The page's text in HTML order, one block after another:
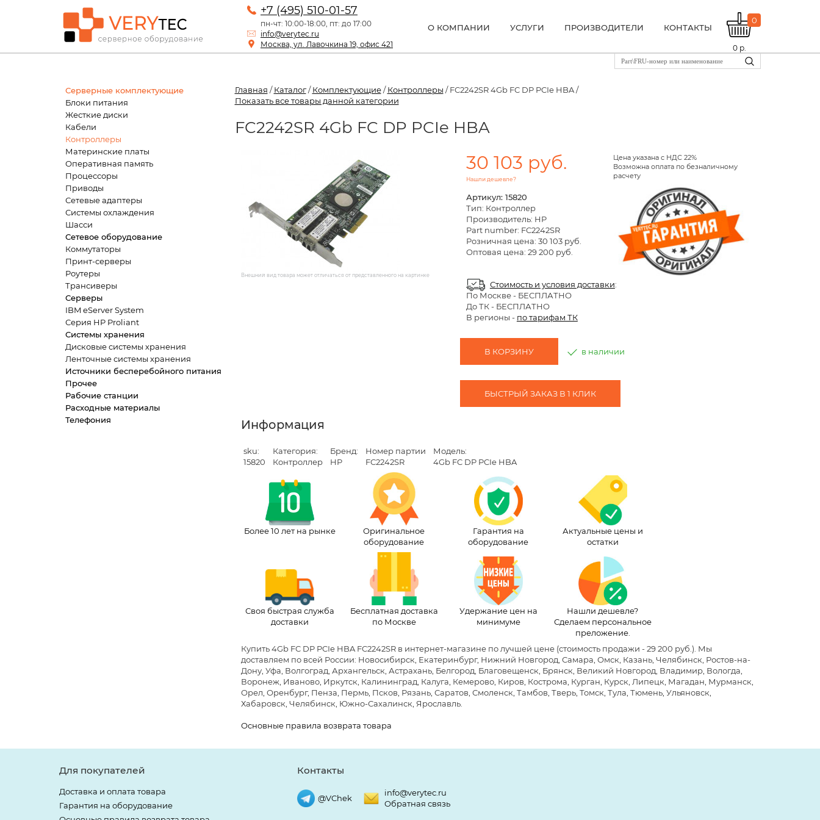
+7 (495) 510-01-57
пн-чт: 10:00-18:00, пт: до 17:00
info@verytec.ru
Москва, ул. Лавочкина 19, офис 421
О КОМПАНИИ УСЛУГИ ПРОИЗВОДИТЕЛИ КОНТАКТЫ
0
0 р.
Серверные комплектующие
Блоки питания
Жесткие диски
Кабели
Контроллеры
Материнские платы
Оперативная память
Процессоры
Приводы
Сетевые адаптеры
Системы охлаждения
Шасси
Сетевое оборудование
Коммутаторы
Принт-серверы
Роутеры
Трансиверы
Серверы
IBM eServer System
Серия HP Proliant
Системы хранения
Дисковые системы хранения
Ленточные системы хранения
Источники бесперебойного питания
Прочее
Рабочие станции
Расходные материалы
Телефония
Главная /Каталог/Комплектующие/Контроллеры / FC2242SR 4Gb FC DP PCIe HBA /
Показать все товары данной категории
FC2242SR 4Gb FC DP PCIe HBA
Внешний вид товара может отличаться от представленного на картинке
30 103 руб.
Нашли дешевле?
Цена указана с НДС 22%
Возможна оплата по безналичному
расчету
Артикул: 15820
Тип: Контроллер
Производитель: HP
Part number: FC2242SR
Розничная цена: 30 103 руб.
Оптовая цена: 29 200 руб.
Стоимость и условия доставки:
По Москве- БЕСПЛАТНО
До ТК - БЕСПЛАТНО
В регионы - по тарифам ТК
В КОРЗИНУ в наличии
БЫСТРЫЙ ЗАКАЗ В 1 КЛИК
Информация
sku:
15820
Категория:
Контроллер
Бренд:
HP
Номер партии
FC2242SR
Модель:
4Gb FC DP PCIe HBA
Более 10 лет на рынке
Оригинальное
оборудование
Гарантия на
оборудование
Актуальные цены и
остатки
Своя быстрая служба
доставки
Бесплатная доставка
по Москве
Удержание цен на
минимуме
Нашли дешевле?
Сделаем персональное
преложение.
Купить 4Gb FC DP PCIe HBA FC2242SR в интернет-магазине по лучшей цене(стоимость продажи - 29 200 руб.) . Мы
доставляем по всей России: Новосибирск, Екатеринбург, Нижний Новгород, Самара, Омск, Казань, Челябинск, Ростов-на-
Дону, Уфа, Волгоград, Архангельск, Астрахань, Белгород, Благовещенск, Брянск, Великий Новгород, Владимир, Вологда,
Воронеж, Иваново, Иркутск, Калининград, Калуга, Кемерово, Киров, Кострома, Курган, Курск, Липецк, Магадан, Мурманск,
Орел, Оренбург, Пенза, Пермь, Псков, Рязань, Саратов, Смоленск, Тамбов, Тверь, Томск, Тула, Тюмень, Ульяновск,
Хабаровск, Челябинск, Южно-Сахалинск, Ярославль.
Основные правила возврата товара
Для покупателей
Доставка и оплата товара
Гарантия на оборудование
Контакты
@VChek
info@verytec.ru
Обратная связь